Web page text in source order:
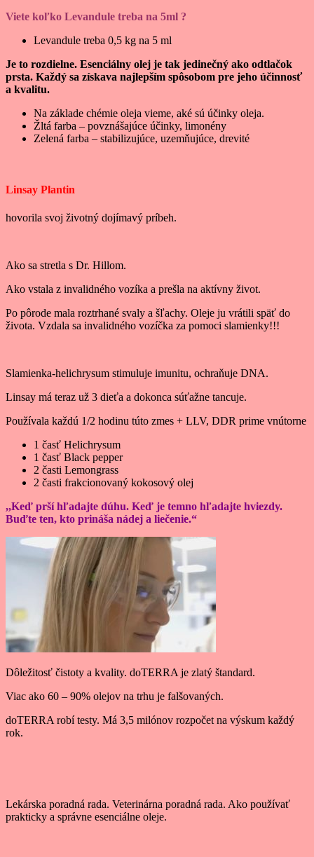
Viete koľko Levandule treba na 5ml ?
Levandule treba 0,5 kg na 5 ml
Je to rozdielne. Esenciálny olej je tak jedinečný ako odtlačok
prsta. Každý sa získava najlepším spôsobom pre jeho účinnosť
a kvalitu.
Na základe chémie oleja vieme, aké sú účinky oleja.
Žltá farba – povznášajúce účinky, limonény
Zelená farba – stabilizujúce, uzemňujúce, drevité
Linsay Plantin
hovorila svoj životný dojímavý príbeh.
Ako sa stretla s Dr. Hillom.
Ako vstala z invalidného vozíka a prešla na aktívny život.
Po pôrode mala roztrhané svaly a šľachy. Oleje ju vrátili späť do
života. Vzdala sa invalidného vozíčka za pomoci slamienky!!!
Slamienka-helichrysum stimuluje imunitu, ochraňuje DNA.
Linsay má teraz už 3 dieťa a dokonca súťažne tancuje.
Používala každú 1/2 hodinu túto zmes + LLV, DDR prime vnútorne
1 časť Helichrysum
1 časť Black pepper
2 časti Lemongrass
2 časti frakcionovaný kokosový olej
,,Keď prší hľadajte dúhu. Keď je temno hľadajte hviezdy.
Buďte ten, kto prináša nádej a liečenie.“
Dôležitosť čistoty a kvality. doTERRA je zlatý štandard.
Viac ako 60 – 90% olejov na trhu je falšovaných.
doTERRA robí testy. Má 3,5 milónov rozpočet na výskum každý
rok.
Lekárska poradná rada. Veterinárna poradná rada. Ako používať
prakticky a správne esenciálne oleje.